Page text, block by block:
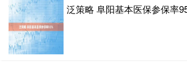
泛策略 阜阳基本医保参保率